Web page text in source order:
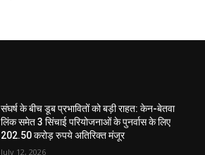
संघर्ष के बीच डूब प्रभावितों को बड़ी राहत: केन-बेतवा
लिंक समेत 3 सिंचाई परियोजनाओं के पुनर्वास के लिए
202.50 करोड़ रुपये अतिरिक्त मंजूर
July 12, 2026